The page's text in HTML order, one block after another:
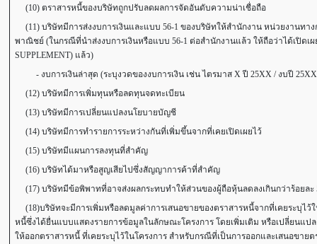
(10) ตราสารหนี้ของบริษัทถูกปรับลดผลการจัดอันดับความน่าเชื่อถือ
(11) บริษัทมีการส่งงบการเงินและแบบ 56-1 ของบริษัทให้สำนักงาน หน่วยงานทา
พาณิชย์ (ในกรณีที่นำส่งงบการเงินหรือแบบ 56-1 ต่อสำนักงานแล้ว ให้ถือว่าได้เปิดเ
SUPPLEMENT) แล้ว)
- งบการเงินล่าสุด (ระบุงวดของงบการเงิน เช่น ไตรมาส X ปี 25XX / งบปี 25XX
(12) บริษัทมีการเพิ่มทุนหรือลดทุนจดทะเบียน
(13) บริษัทมีการเปลี่ยนแปลงนโยบายบัญชี
(14) บริษัทมีการทำรายการระหว่างกันที่เพิ่มขึ้นจากที่เคยเปิดเผยไว้
(15) บริษัทมีแผนการลงทุนที่สำคัญ
(16) บริษัทได้มาหรือสูญเสียไปซึ่งสัญญาการค้าที่สำคัญ
(17) บริษัทมีข้อพิพาทที่อาจส่งผลกระทบทำให้ส่วนของผู้ถือหุ้นลดลงเกินกว่าร้อยละ
(18)บริษัทจะมีการเพิ่มหรือลดมูลค่าการเสนอขายของตราสารหนี้จากที่เคยระบุไว้
หนี้ซึ่งได้ยื่นแบบแสดงรายการข้อมูลในลักษณะโครงการ โดยเพิ่มเติม หรือเปลี่ยนแ
ให้ออกตราสารหนี้ ที่เคยระบุไว้ในโครงการ สำหรับกรณีที่เป็นการออกและเสนอขา